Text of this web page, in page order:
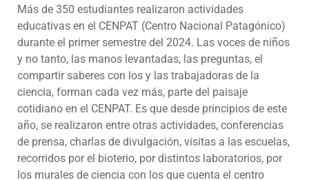
Más de 350 estudiantes realizaron actividades
educativas en el CENPAT (Centro Nacional Patagónico)
durante el primer semestre del 2024. Las voces de niños
y no tanto, las manos levantadas, las preguntas, el
compartir saberes con los y las trabajadoras de la
ciencia, forman cada vez más, parte del paisaje
cotidiano en el CENPAT. Es que desde principios de este
año, se realizaron entre otras actividades, conferencias
de prensa, charlas de divulgación, visitas a las escuelas,
recorridos por el bioterio, por distintos laboratorios, por
los murales de ciencia con los que cuenta el centro